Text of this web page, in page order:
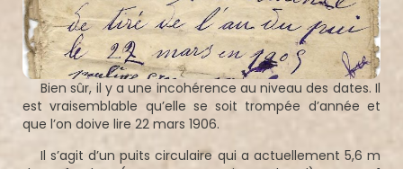
Bien sûr, il y a une incohérence au niveau des dates. Il
est vraisemblable qu’elle se soit trompée d’année et
que l’on doive lire 22 mars 1906.
Il s’agit d’un puits circulaire qui a actuellement 5,6 m